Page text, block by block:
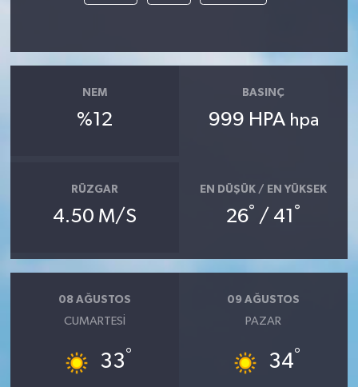
NEM
%12
BASINÇ
999 HPA hpa
RÜZGAR
4.50 M/S
EN DÜŞÜK / EN YÜKSEK
26° / 41 °
08 AĞUSTOS
CUMARTESI
33°
09 AĞUSTOS
PAZAR
34°